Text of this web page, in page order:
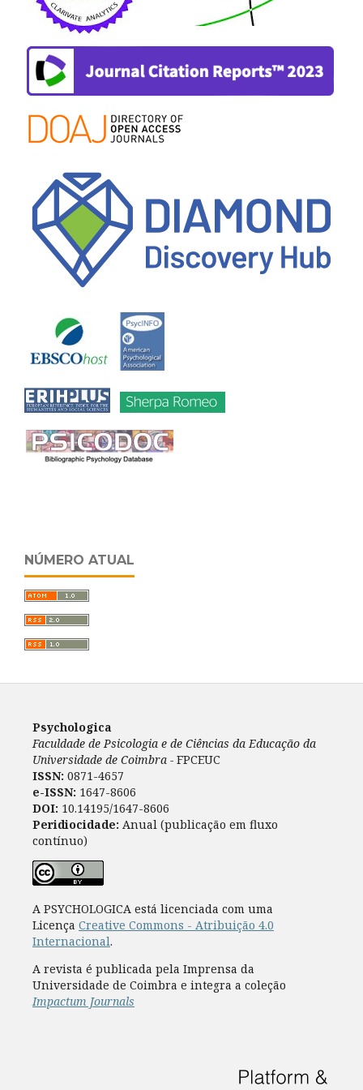
NÚMERO ATUAL
Psychologica
Faculdade de Psicologia e de Ciências da Educação da
Universidade de Coimbra - FPCEUC
ISSN: 0871-4657
e-ISSN: 1647-8606
DOI: 10.14195/1647-8606
Peridiocidade: Anual (publicação em fluxo
contínuo)
A PSYCHOLOGICA está licenciada com uma
Licença Creative Commons - Atribuição 4.0
Internacional.
A revista é publicada pela Imprensa da
Universidade de Coimbra e integra a coleção
Impactum Journals